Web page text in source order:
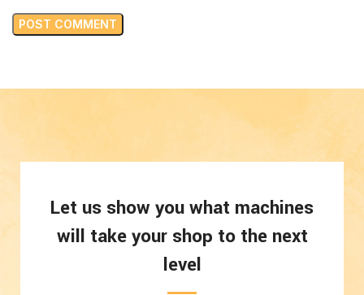
Let us show you what machines
will take your shop to the next
level